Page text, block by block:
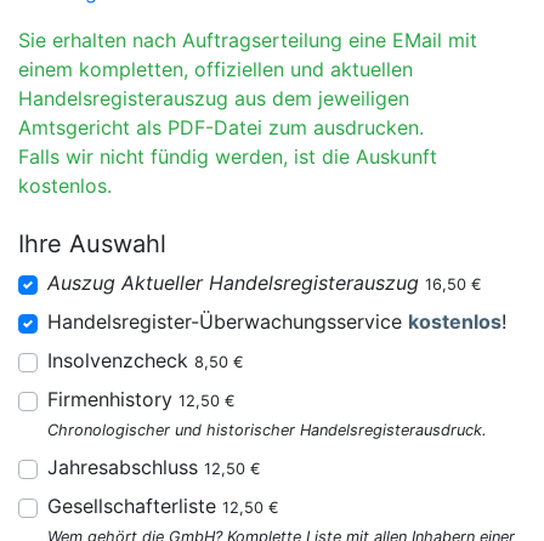
Sie erhalten nach Auftragserteilung eine EMail mit
einem kompletten, offiziellen und aktuellen
Handelsregisterauszug aus dem jeweiligen
Amtsgericht als PDF-Datei zum ausdrucken.
Falls wir nicht fündig werden, ist die Auskunft
kostenlos.
Ihre Auswahl
Auszug Aktueller Handelsregisterauszug 16,50 €
Handelsregister-Überwachungsservice kostenlos!
Insolvenzcheck 8,50 €
Firmenhistory 12,50 €
Chronologischer und historischer Handelsregisterausdruck.
Jahresabschluss 12,50 €
Gesellschafterliste 12,50 €
Wem gehört die GmbH? Komplette Liste mit allen Inhabern einer